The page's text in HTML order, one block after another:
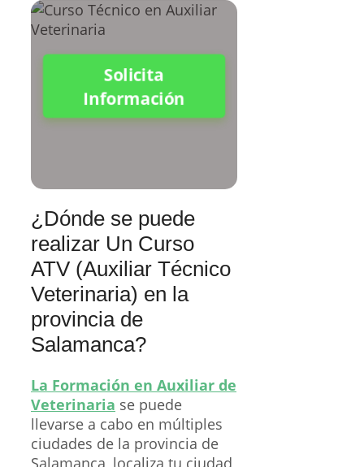
Solicita
Información
¿Dónde se puede
realizar Un Curso
ATV (Auxiliar Técnico
Veterinaria) en la
provincia de
Salamanca?
La Formación en Auxiliar de
Veterinaria se puede
llevarse a cabo en múltiples
ciudades de la provincia de
Salamanca, localiza tu ciudad